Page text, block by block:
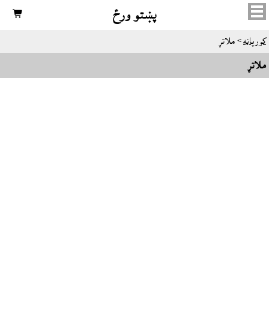
پښتو ورځ 
کورپاڼه > ملاتړ
ملاتړ